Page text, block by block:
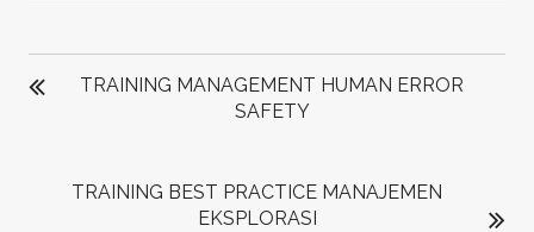
POST
NAVIGATION
TRAINING MANAGEMENT HUMAN ERROR
SAFETY
TRAINING BEST PRACTICE MANAJEMEN
EKSPLORASI